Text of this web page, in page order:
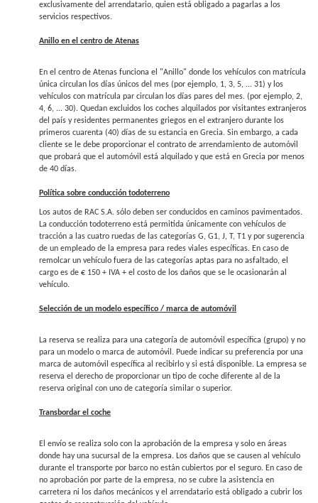
exclusivamente del arrendatario, quien está obligado a pagarlas a los
servicios respectivos.
Anillo en el centro de Atenas
En el centro de Atenas funciona el "Anillo" donde los vehículos con matrícula
única circulan los días únicos del mes (por ejemplo, 1, 3, 5, ... 31) y los
vehículos con matrícula par circulan los días pares del mes. (por ejemplo, 2,
4, 6, ... 30). Quedan excluidos los coches alquilados por visitantes extranjeros
del país y residentes permanentes griegos en el extranjero durante los
primeros cuarenta (40) días de su estancia en Grecia. Sin embargo, a cada
cliente se le debe proporcionar el contrato de arrendamiento de automóvil
que probará que el automóvil está alquilado y que está en Grecia por menos
de 40 días.
Política sobre conducción todoterreno
Los autos de RAC S.A. sólo deben ser conducidos en caminos pavimentados.
La conducción todoterreno está permitida únicamente con vehículos de
tracción a las cuatro ruedas de las categorías G, G1, J, T, T1 y por sugerencia
de un empleado de la empresa para redes viales específicas. En caso de
remolcar un vehículo fuera de las categorías aptas para no asfaltado, el
cargo es de € 150 + IVA + el costo de los daños que se le ocasionarán al
vehículo.
Selección de un modelo específico / marca de automóvil
La reserva se realiza para una categoría de automóvil específica (grupo) y no
para un modelo o marca de automóvil. Puede indicar su preferencia por una
marca de automóvil específica al recibirlo y si está disponible. La empresa se
reserva el derecho de proporcionar un tipo de coche diferente al de la
reserva original con uno de categoría similar o superior.
Transbordar el coche
El envío se realiza solo con la aprobación de la empresa y solo en áreas
donde hay una sucursal de la empresa. Los daños que se causen al vehículo
durante el transporte por barco no están cubiertos por el seguro. En caso de
no aprobación por parte de la empresa, no se cubre la asistencia en
carretera ni los daños mecánicos y el arrendatario está obligado a cubrir los